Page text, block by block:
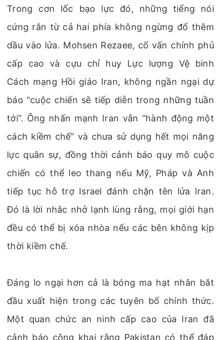
Trong cơn lốc bạo lực đó, những tiếng nói
cứng rắn từ cả hai phía không ngừng đổ thêm
dầu vào lửa. Mohsen Rezaee, cố vấn chính phủ
cấp cao và cựu chỉ huy Lực lượng Vệ binh
Cách mạng Hồi giáo Iran, không ngần ngại dự
báo “cuộc chiến sẽ tiếp diễn trong những tuần
tới”. Ông nhấn mạnh Iran vẫn “hành động một
cách kiềm chế” và chưa sử dụng hết mọi năng
lực quân sự, đồng thời cảnh báo quy mô cuộc
chiến có thể leo thang nếu Mỹ, Pháp và Anh
tiếp tục hỗ trợ Israel đánh chặn tên lửa Iran.
Đó là lời nhắc nhở lạnh lùng rằng, mọi giới hạn
đều có thể bị xóa nhòa nếu các bên không kịp
thời kiềm chế.
Đáng lo ngại hơn cả là bóng ma hạt nhân bắt
đầu xuất hiện trong các tuyên bố chính thức.
Một quan chức an ninh cấp cao của Iran đã
cảnh báo công khai rằng Pakistan có thể đáp